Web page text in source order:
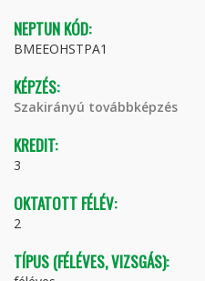
NEPTUN KÓD:
BMEEOHSTPA1
KÉPZÉS:
Szakirányú továbbképzés
KREDIT:
3
OKTATOTT FÉLÉV:
2
TÍPUS (FÉLÉVES, VIZSGÁS):